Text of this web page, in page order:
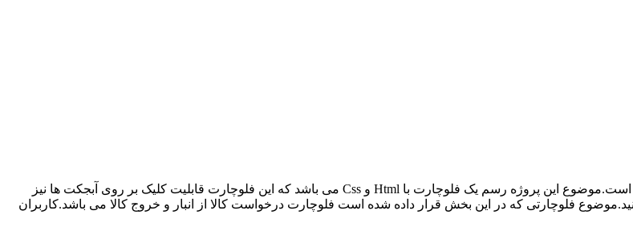
در این بخش یک پروژه تحت عنوان پروژه Html برای شما دوستان عزیز قرار داده شده است.موضوع این پروژه رسم یک فلوچارت با Html و Css می باشد که این فلوچارت قابلیت کلیک بر روی آبجکت ها نیز
فلوچارتی که در این بخش قرار داده شده است فلوچارت درخواست کالا از انبار و خروج کالا می باشد.کاربران